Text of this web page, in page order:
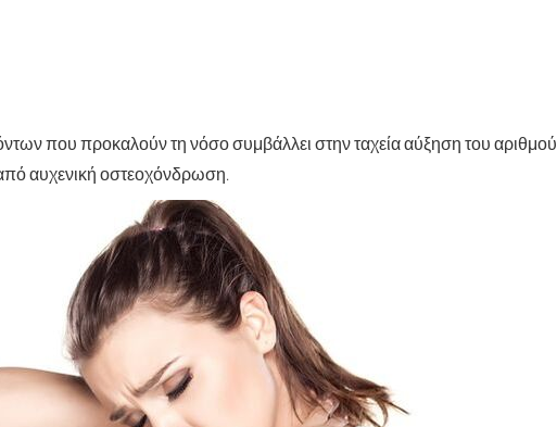
που προκαλούν τη νόσο συμβάλλει στην ταχεία αύξηση του αριθμού
αυχενική οστεοχόνδρωση.